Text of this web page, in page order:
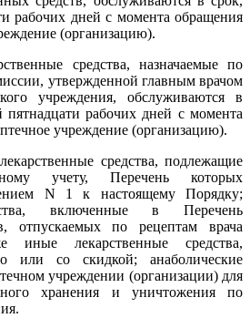
рабочих дней с момента обращения
(организацию).
средства, назначаемые по
утвержденной главным врачом
учреждения, обслуживаются в
рабочих дней с момента
учреждение (организацию).
средства, подлежащие
учету, Перечень которых
N 1 к настоящему Порядку;
включенные в Перечень
отпускаемых по рецептам врача
иные лекарственные средства,
или со скидкой; анаболические
учреждении (организации) для
хранения и уничтожения по